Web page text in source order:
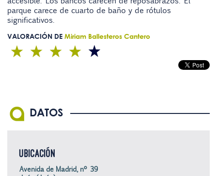
parque carece de cuarto de baño y de rótulos
significativos.
VALORACIÓN DE Miriam Ballesteros Cantero
DATOS
UBICACIÓN
Avenida de Madrid, nº 39